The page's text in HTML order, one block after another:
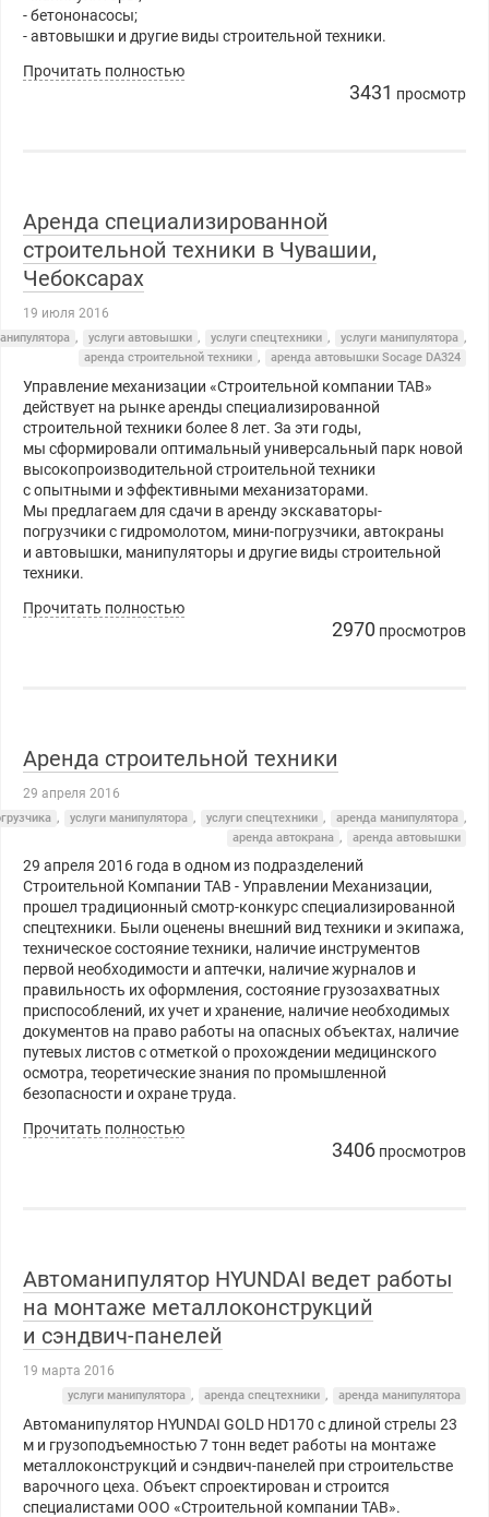
- бетононасосы;
- автовышки и другие виды строительной техники.
Прочитать полностью
3431 просмотр
Аренда специализированной
строительной техники в Чувашии,
Чебоксарах
19 июля 2016
, услуги автовышки , услуги спецтехники , услуги манипулятора ,
аренда строительной техники , аренда автовышки Socage DA324
Управление механизации «Строительной компании ТАВ»
действует на рынке аренды специализированной
строительной техники более 8 лет. За эти годы,
мы сформировали оптимальный универсальный парк новой
высокопроизводительной строительной техники
с опытными и эффективными механизаторами.
Мы предлагаем для сдачи в аренду экскаваторы-
погрузчики с гидромолотом, мини-погрузчики, автокраны
и автовышки, манипуляторы и другие виды строительной
техники.
Прочитать полностью
2970 просмотров
Аренда строительной техники
29 апреля 2016
, услуги манипулятора , услуги спецтехники , аренда манипулятора ,
аренда автокрана , аренда автовышки
29 апреля 2016 года в одном из подразделений
Строительной Компании ТАВ - Управлении Механизации,
прошел традиционный смотр-конкурс специализированной
спецтехники. Были оценены внешний вид техники и экипажа,
техническое состояние техники, наличие инструментов
первой необходимости и аптечки, наличие журналов и
правильность их оформления, состояние грузозахватных
приспособлений, их учет и хранение, наличие необходимых
документов на право работы на опасных объектах, наличие
путевых листов с отметкой о прохождении медицинского
осмотра, теоретические знания по промышленной
безопасности и охране труда.
Прочитать полностью
3406 просмотров
Автоманипулятор HYUNDAI ведет работы
на монтаже металлоконструкций
и сэндвич-панелей
19 марта 2016
услуги манипулятора , аренда спецтехники , аренда манипулятора
Автоманипулятор HYUNDAI GOLD HD170 с длиной стрелы 23
м и грузоподъемностью 7 тонн ведет работы на монтаже
металлоконструкций и сэндвич-панелей при строительстве
варочного цеха. Объект спроектирован и строится
специалистами ООО «Строительной компании ТАВ».